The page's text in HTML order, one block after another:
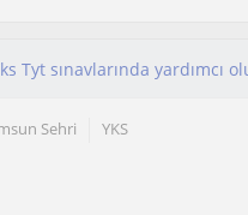
Sehri YKS